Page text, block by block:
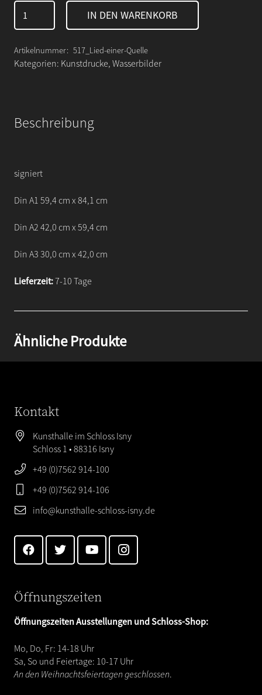
Lied
einer
Quelle
Menge
IN DEN WARENKORB
Artikelnummer: 517_Lied-einer-Quelle
Kategorien: Kunstdrucke, Wasserbilder
Beschreibung
signiert
Din A1 59,4 cm x 84,1 cm
Din A2 42,0 cm x 59,4 cm
Din A3 30,0 cm x 42,0 cm
Lieferzeit:7-10 Tage
Ähnliche Produkte
Kontakt
Kunsthalle im Schloss Isny
Schloss 1 • 88316 Isny
+49 (0)7562 914-100
+49 (0)7562 914-106
info@kunsthalle-schloss-isny.de
Öffnungszeiten
Öffnungszeiten Ausstellungen und Schloss-Shop:
Mo, Do, Fr: 14-18 Uhr
Sa, So und Feiertage: 10-17 Uhr
An den Weihnachtsfeiertagen geschlossen.